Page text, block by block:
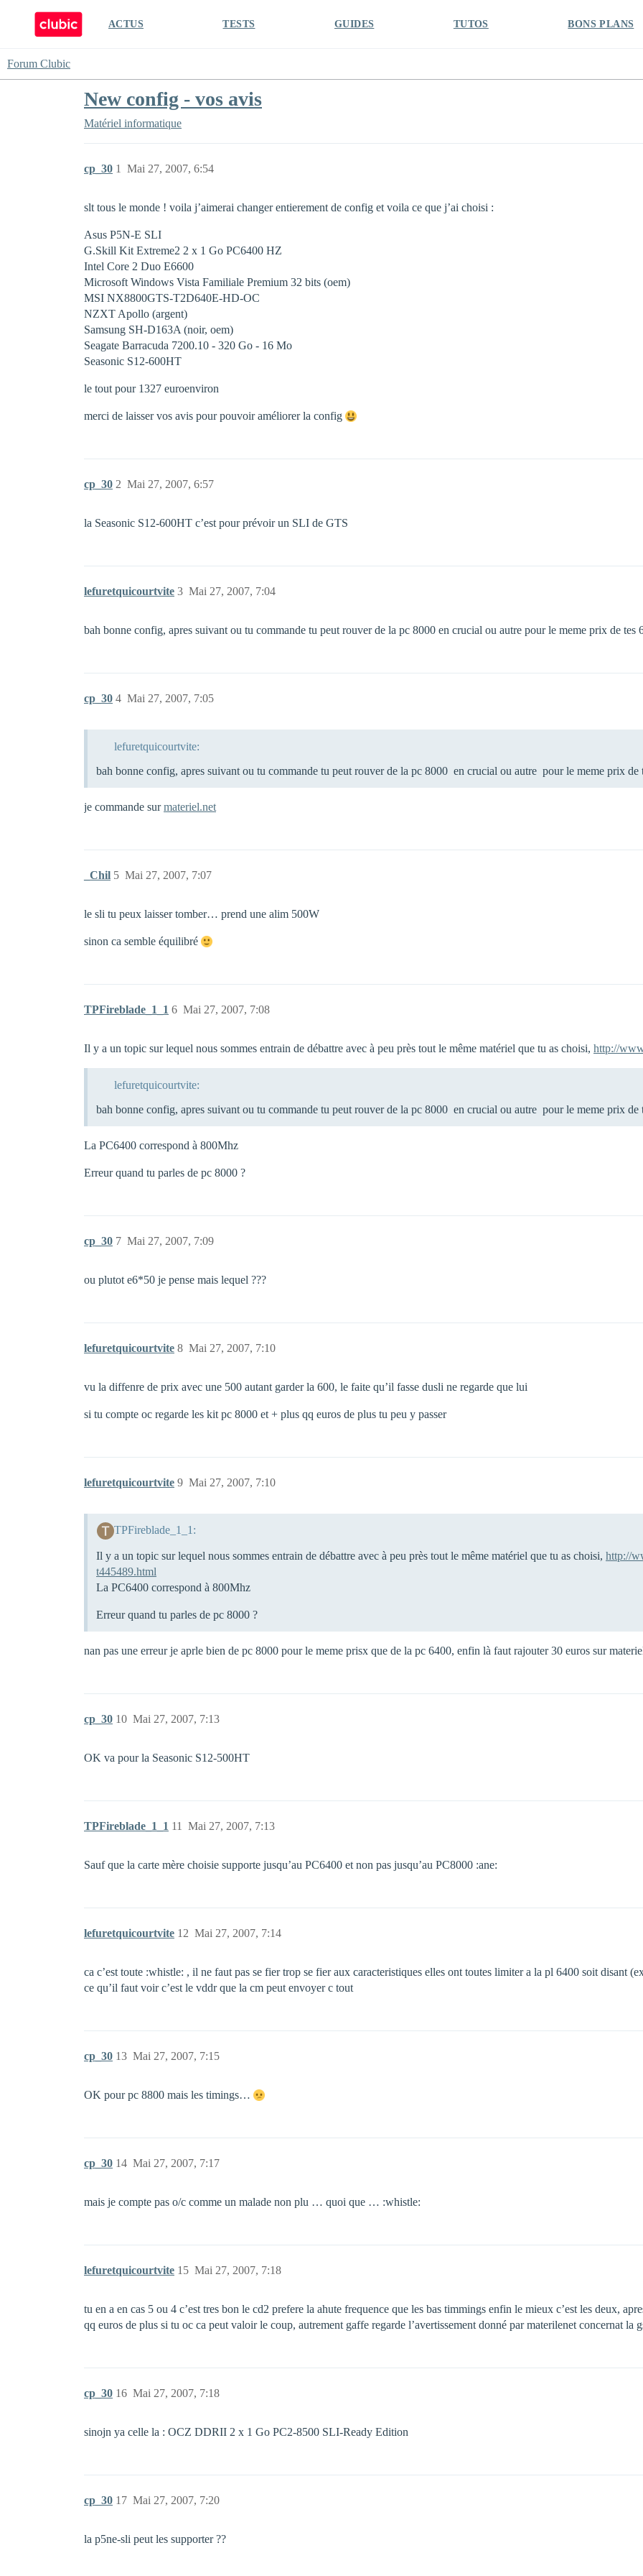
ACTUS TESTS GUIDES TUTOS BONS PLANS
Forum Clubic
New config - vos avis
Matériel informatique
cp_30 Mai 27, 2007, 6:54
1
slt tous le monde ! voila j’aimerai changer entierement de config et voila ce que j’ai choisi :
Asus P5N-E SLI
G.Skill Kit Extreme2 2 x 1 Go PC6400 HZ
Intel Core 2 Duo E6600
Microsoft Windows Vista Familiale Premium 32 bits (oem)
MSI NX8800GTS-T2D640E-HD-OC
NZXT Apollo (argent)
Samsung SH-D163A (noir, oem)
Seagate Barracuda 7200.10 - 320 Go - 16 Mo
Seasonic S12-600HT
le tout pour 1327 euroenviron
merci de laisser vos avis pour pouvoir améliorer la config
cp_30 Mai 27, 2007, 6:57
2
la Seasonic S12-600HT c’est pour prévoir un SLI de GTS
lefuretquicourtvite Mai 27, 2007, 7:04
3
bah bonne config, apres suivant ou tu commande tu peut rouver de la pc 8000 en crucial ou autre pour le meme prix de tes
cp_30 Mai 27, 2007, 7:05
4
lefuretquicourtvite:
bah bonne config, apres suivant ou tu commande tu peut rouver de la pc 8000 en crucial ou autre pour le meme prix de
je commande surmateriel.net
_Chil Mai 27, 2007, 7:07
5
le sli tu peux laisser tomber… prend une alim 500W
sinon ca semble équilibré
TPFireblade_1_1 Mai 27, 2007, 7:08
6
Il y a un topic sur lequel nous sommes entrain de débattre avec à peu près tout le même matériel que tu as choisi, http://
lefuretquicourtvite:
bah bonne config, apres suivant ou tu commande tu peut rouver de la pc 8000 en crucial ou autre pour le meme prix de
La PC6400 correspond à 800Mhz
Erreur quand tu parles de pc 8000 ?
cp_30 Mai 27, 2007, 7:09
7
ou plutot e6*50 je pense mais lequel ???
lefuretquicourtvite Mai 27, 2007, 7:10
8
vu la diffenre de prix avec une 500 autant garder la 600, le faite qu’il fasse dusli ne regarde que lui
si tu compte oc regarde les kit pc 8000 et + plus qq euros de plus tu peu y passer
lefuretquicourtvite Mai 27, 2007, 7:10
9
TPFireblade_1_1:
Il y a un topic sur lequel nous sommes entrain de débattre avec à peu près tout le même matériel que tu as choisi, http://
t445489.html
La PC6400 correspond à 800Mhz
Erreur quand tu parles de pc 8000 ?
nan pas une erreur je aprle bien de pc 8000 pour le meme prisx que de la pc 6400, enfin là faut rajouter 30 euros sur
cp_30 Mai 27, 2007, 7:13
10
OK va pour la Seasonic S12-500HT
TPFireblade_1_1 Mai 27, 2007, 7:13
11
Sauf que la carte mère choisie supporte jusqu’au PC6400 et non pas jusqu’au PC8000 :ane:
lefuretquicourtvite Mai 27, 2007, 7:14
12
ca c’est toute :whistle: , il ne faut pas se fier trop se fier aux caracteristiques elles ont toutes limiter a la pl 6400 soit disant
ce qu’il faut voir c’est le vddr que la cm peut envoyer c tout
cp_30 Mai 27, 2007, 7:15
13
OK pour pc 8800 mais les timings…
cp_30 Mai 27, 2007, 7:17
14
mais je compte pas o/c comme un malade non plu … quoi que … :whistle:
lefuretquicourtvite Mai 27, 2007, 7:18
15
tu en a en cas 5 ou 4 c’est tres bon le cd2 prefere la ahute frequence que les bas timmings enfin le mieux c’est les deux,
qq euros de plus si tu oc ca peut valoir le coup, autrement gaffe regarde l’avertissement donné par materilenet concernat la
cp_30 Mai 27, 2007, 7:18
16
sinojn ya celle la : OCZ DDRII 2 x 1 Go PC2-8500 SLI-Ready Edition
cp_30 Mai 27, 2007, 7:20
17
la p5ne-sli peut les supporter ??